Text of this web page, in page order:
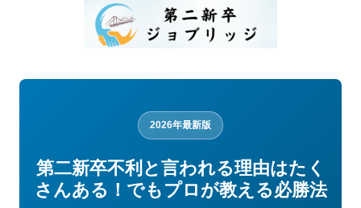
2026年最新版
第二新卒不利と言われる理由はたく
さんある！でもプロが教える必勝法